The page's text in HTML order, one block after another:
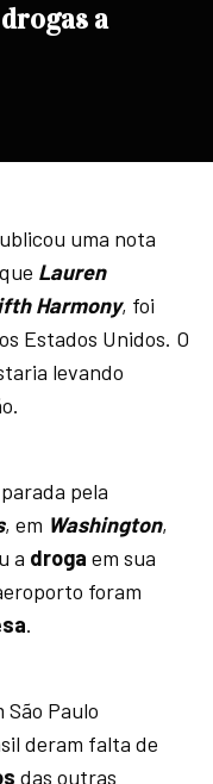
a
uma nota
Lauren
Harmony, foi
Estados Unidos. O
levando
pela
, em Washington,
a droga em sua
foram
.
São Paulo
deram falta de
das outras